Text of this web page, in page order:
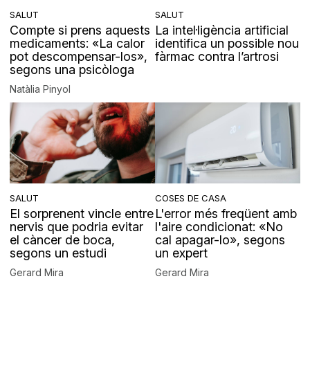
SALUT
Compte si prens aquests
medicaments: «La calor
pot descompensar-los»,
segons una psicòloga
Natàlia Pinyol
SALUT
La intel·ligència artificial
identifica un possible nou
fàrmac contra l’artrosi
SALUT
El sorprenent vincle entre
nervis que podria evitar
el càncer de boca,
segons un estudi
Gerard Mira
COSES DE CASA
L'error més freqüent amb
l'aire condicionat: «No
cal apagar-lo», segons
un expert
Gerard Mira